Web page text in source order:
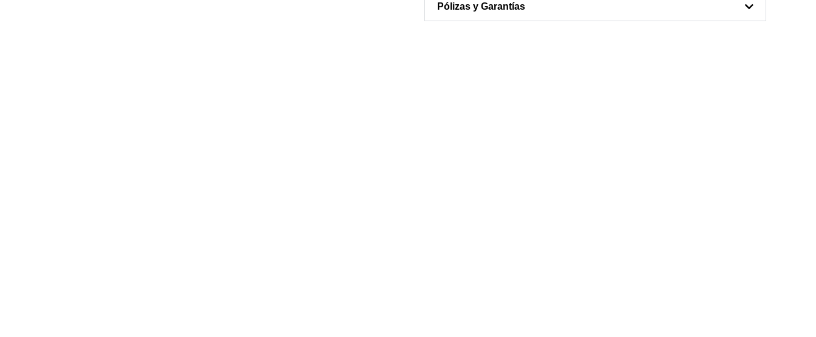
Pólizas y Garantías